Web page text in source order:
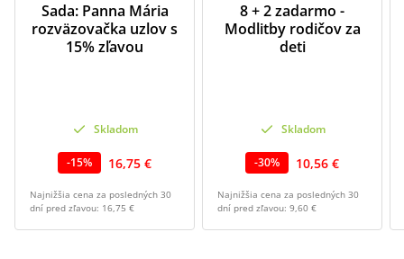
Sada: Panna Mária
rozväzovačka uzlov s
15% zľavou
Skladom
-15% 16,75 €
Najnižšia cena za posledných 30
dní pred zľavou: 16,75 €
8 + 2 zadarmo -
Modlitby rodičov za
deti
Skladom
-30% 10,56 €
Najnižšia cena za posledných 30
dní pred zľavou: 9,60 €